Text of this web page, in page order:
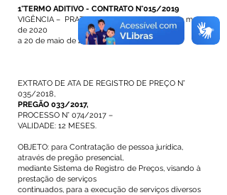
1°TERMO ADITIVO - CONTRATO N°015/2019
VIGÊNCIA – PRAZO DO CONTRATO de 20 de maio
de 2020
a 20 de maio de 2021
EXTRATO DE ATA DE REGISTRO DE PREÇO N°
035/2018,
PREGÃO 033/2017,
PROCESSO N° 074/2017 –
VALIDADE: 12 MESES.
OBJETO: para Contratação de pessoa jurídica,
através de pregão presencial,
mediante Sistema de Registro de Preços, visando à
prestação de serviços
continuados, para a execução de serviços diversos